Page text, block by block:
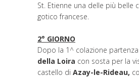
St. Etienne una delle più belle
gotico francese.
2° GIORNO
Dopo la 1^ colazione
della Loira con sosta per la
castello di Azay-le-Rideau,